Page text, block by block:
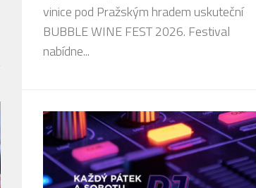
vinice pod Pražským hradem uskuteční
BUBBLE WINE FEST 2026. Festival
nabídne...